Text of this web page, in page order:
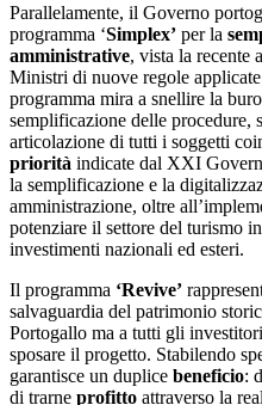
Parallelamente, il Governo
programma ‘Simplex’ per la
amministrative, vista la recente
Ministri di nuove regole
programma mira a snellire la
semplificazione delle procedure,
articolazione di tutti i soggetti
priorità indicate dal XXI
la semplificazione e la
amministrazione, oltre
potenziare il settore del turismo
investimenti nazionali ed esteri.
Il programma ‘Revive’
salvaguardia del patrimonio
Portogallo ma a tutti gli
sposare il progetto. Stabilendo
garantisce un duplice beneficio:
di trarne profitto attraverso la